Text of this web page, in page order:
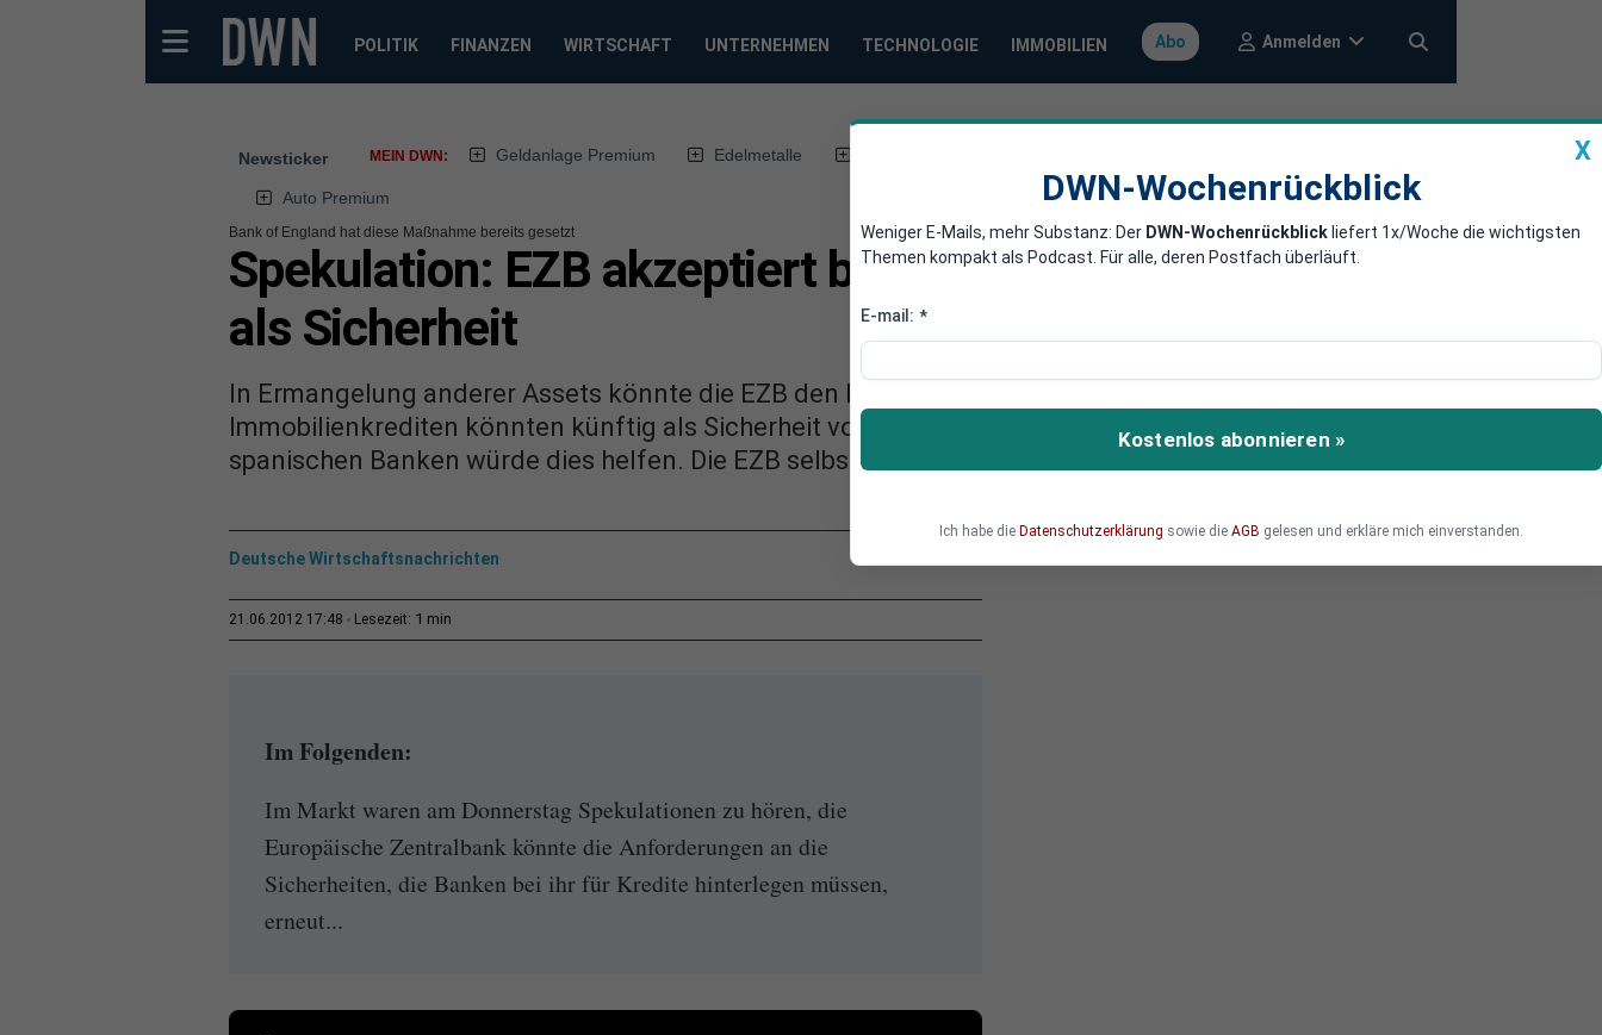
POLITIK FINANZEN WIRTSCHAFT UNTERNEHMEN TECHNOLOGIE IMMOBILIEN Abo Anmelden
Newsticker MEIN DWN: Geldanlage Premium Edelmetalle
Auto Premium
Bank of England hat diese Maßnahme bereits gesetzt
Spekulation: EZB akzeptiert bereits Immobilienkredite
als Sicherheit
In Ermangelung anderer Assets könnte die EZB den Banken erlauben, Wertpapiere aus
Immobilienkrediten könnten künftig als Sicherheit von EZB-Kredite zu hinterlegen. Vor allem
spanischen Banken würde dies helfen. Die EZB selbst will die Pläne nicht kommentieren.
Deutsche Wirtschaftsnachrichten
21.06.2012 17:48 Lesezeit: 1 min
Im Folgenden:
Im Markt waren am Donnerstag Spekulationen zu hören, die
Europäische Zentralbank könnte die Anforderungen an die
Sicherheiten, die Banken bei ihr für Kredite hinterlegen müssen,
erneut...
X
DWN-Wochenrückblick
Weniger E-Mails, mehr Substanz: Der DWN-Wochenrückblick liefert 1x/Woche die wichtigsten
Themen kompakt als Podcast. Für alle, deren Postfach überläuft.
E-mail: *
Kostenlos abonnieren »
Ich habe die Datenschutzerklärung sowie die AGB gelesen und erkläre mich einverstanden.